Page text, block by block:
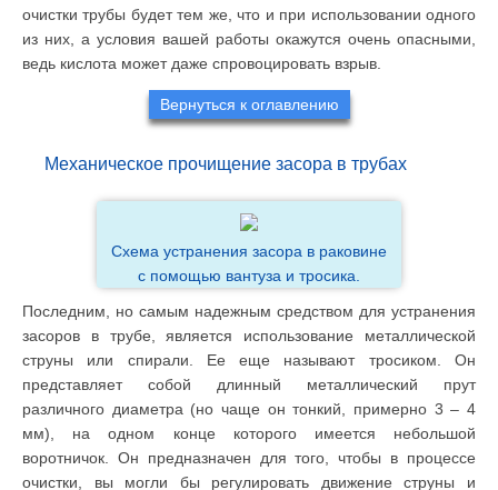
очистки трубы будет тем же, что и при использовании одного
из них, а условия вашей работы окажутся очень опасными,
ведь кислота может даже спровоцировать взрыв.
Вернуться к оглавлению
Механическое прочищение засора в трубах
Схема устранения засора в раковине
с помощью вантуза и тросика.
Последним, но самым надежным средством для устранения
засоров в трубе, является использование металлической
струны или спирали. Ее еще называют тросиком. Он
представляет собой длинный металлический прут
различного диаметра (но чаще он тонкий, примерно 3 – 4
мм), на одном конце которого имеется небольшой
воротничок. Он предназначен для того, чтобы в процессе
очистки, вы могли бы регулировать движение струны и